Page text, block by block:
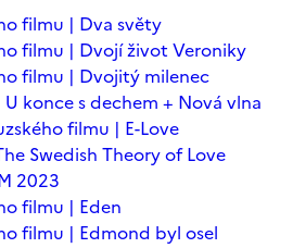
filmu | Dva světy
filmu | Dvojí život Veroniky
filmu | Dvojitý milenec
| U konce s dechem + Nová vlna
filmu | E-Love
Swedish Theory of Love
2023
filmu | Eden
filmu | Edmond byl osel